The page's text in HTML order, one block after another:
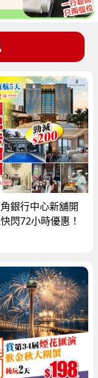
銀行中心新舖開
閃72小時優惠！